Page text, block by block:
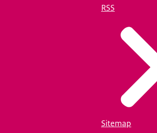
RSS
Sitemap